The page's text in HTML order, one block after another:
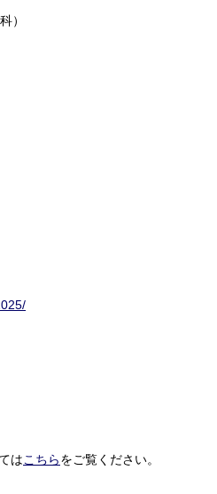
）
はこちらをご覧ください。